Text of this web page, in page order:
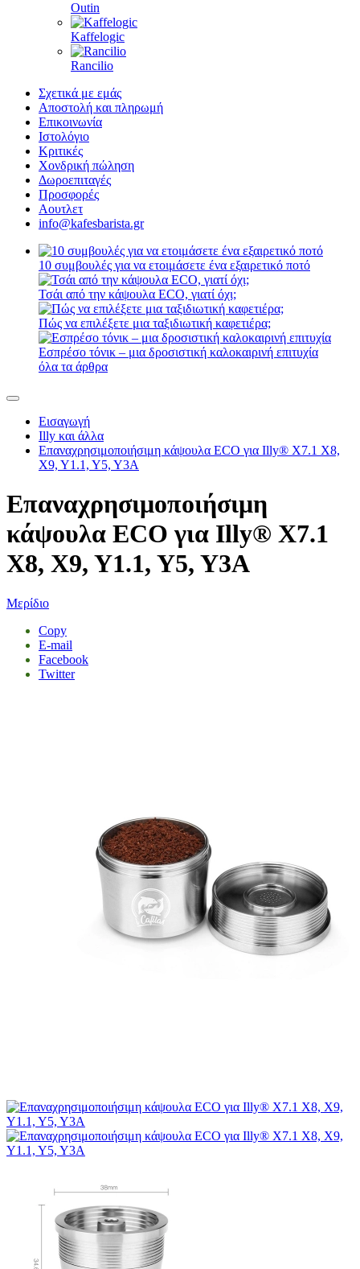
Outin
Kaffelogic
Rancilio
Σχετικά με εμάς
Αποστολή και πληρωμή
Επικοινωνία
Ιστολόγιο
Κριτικές
Χονδρική πώληση
Δωροεπιταγές
Προσφορές
Αουτλετ
info@kafesbarista.gr
10 συμβουλές για να ετοιμάσετε ένα εξαιρετικό ποτό
Τσάι από την κάψουλα ECO, γιατί όχι;
Πώς να επιλέξετε μια ταξιδιωτική καφετιέρα;
Εσπρέσο τόνικ – μια δροσιστική καλοκαιρινή επιτυχία
όλα τα άρθρα
Εισαγωγή
Illy και άλλα
Επαναχρησιμοποιήσιμη κάψουλα ECO για Illy® X7.1 X8,
X9, Y1.1, Y5, Y3A
Επαναχρησιμοποιήσιμη
κάψουλα ECO για Illy® X7.1
X8, X9, Y1.1, Y5, Y3A
Μερίδιο
Copy
E-mail
Facebook
Twitter